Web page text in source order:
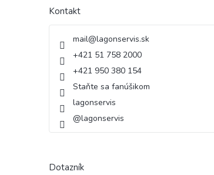
Kontakt
mail@lagonservis.sk
+421 51 758 2000
+421 950 380 154
Staňte sa fanúšikom
lagonservis
@lagonservis
Dotazník